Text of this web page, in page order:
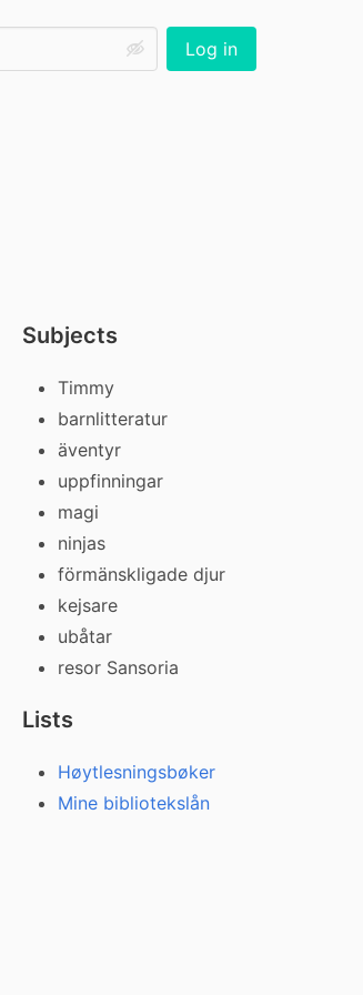
Log in
Subjects
Timmy
barnlitteratur
äventyr
uppfinningar
magi
ninjas
förmänskligade djur
kejsare
ubåtar
resor Sansoria
Lists
Høytlesningsbøker
Mine bibliotekslån